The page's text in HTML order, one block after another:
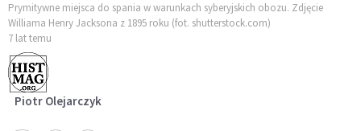
Prymitywne miejsca do spania w warunkach syberyjskich obozu. Zdjęcie
Williama Henry Jacksona z 1895 roku (fot. shutterstock.com)
7 lat temu
Piotr Olejarczyk